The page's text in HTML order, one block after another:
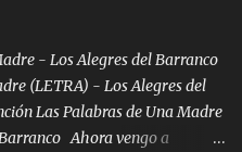
Cuando ando de enamorado
- Los Alegres del Barranco
(LETRA) - Los Alegres del
Las Palabras de Una Madre
Ahora vengo a